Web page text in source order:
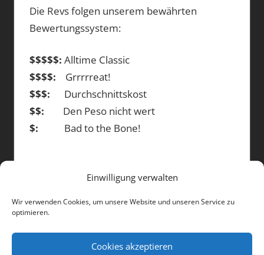
Einwilligung verwalten
Wir verwenden Cookies, um unsere Website und unseren Service zu
optimieren.
Cookies akzeptieren
Die Revs folgen unserem bewährten
Bewertungssystem:
$$$$$: Alltime Classic
$$$$: Grrrrreat!
$$$: Durchschnittskost
$$: Den Peso nicht wert
$: Bad to the Bone!
DIE BEITRÄGE